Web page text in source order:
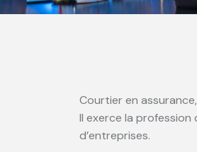
Courtier en
Il exerce la
d’entreprises.